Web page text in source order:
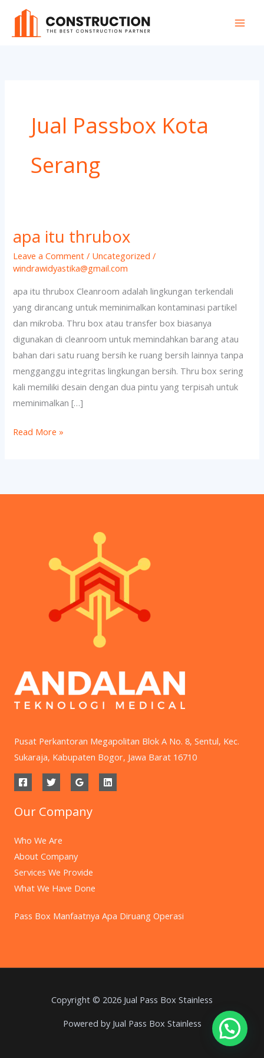
content
Jual Passbox Kota
Serang
apa itu thrubox
Leave a Comment / Uncategorized /
windrawidyastika@gmail.com
apa itu thrubox Cleanroom adalah lingkungan terkendali
yang dirancang untuk meminimalkan kontaminasi partikel
dan mikroba. Thru box atau transfer box biasanya
digunakan di cleanroom untuk memindahkan barang atau
bahan dari satu ruang bersih ke ruang bersih lainnya tanpa
mengganggu integritas lingkungan bersih. Thru box sering
kali memiliki desain dengan dua pintu yang terpisah untuk
meminimalkan […]
apa
thrubox
Read More »
Pusat Perkantoran Megapolitan Blok A No. 8, Sentul, Kec.
Sukaraja, Kabupaten Bogor, Jawa Barat 16710
Our Company
Who We Are
About Company
Services We Provide
What We Have Done
Pass Box Manfaatnya Apa Diruang Operasi
Copyright © 2026 Jual Pass Box Stainless
Powered by Jual Pass Box Stainless